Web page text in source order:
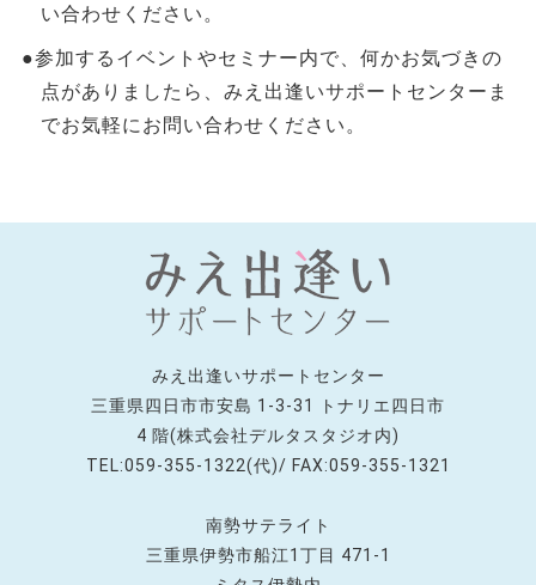
い合わせください。
●参加するイベントやセミナー内で、何かお気づきの
点がありましたら、みえ出逢いサポートセンターま
でお気軽にお問い合わせください。
みえ出逢いサポートセンター
三重県四日市市安島 1-3-31 トナリエ四日市
4 階(株式会社デルタスタジオ内)
TEL:059-355-1322(代)/ FAX:059-355-1321
南勢サテライト
三重県伊勢市船江1丁目 471-1